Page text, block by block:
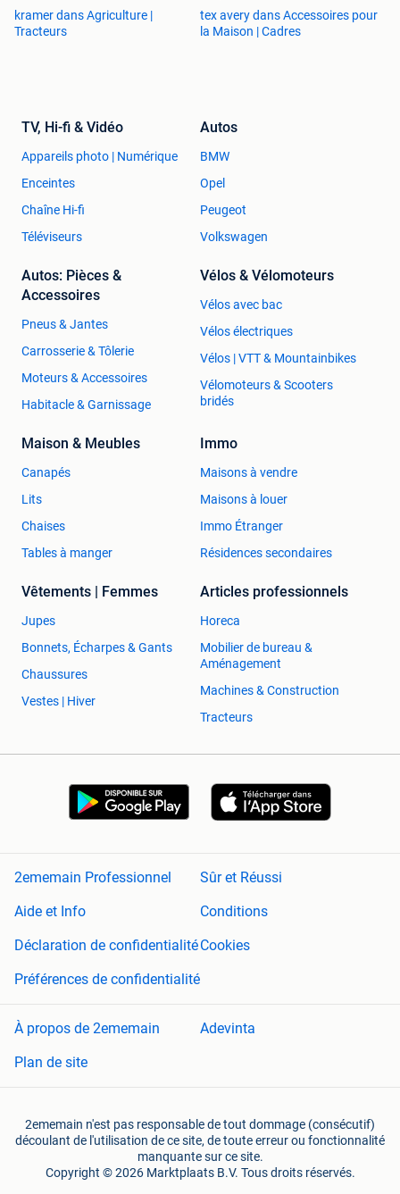
kramer dans Agriculture |
Tracteurs
tex avery dans Accessoires pour
la Maison | Cadres
TV, Hi-fi & Vidéo
Appareils photo | Numérique
Enceintes
Chaîne Hi-fi
Téléviseurs
Autos
BMW
Opel
Peugeot
Volkswagen
Autos: Pièces &
Accessoires
Pneus & Jantes
Carrosserie & Tôlerie
Moteurs & Accessoires
Habitacle & Garnissage
Vélos & Vélomoteurs
Vélos avec bac
Vélos électriques
Vélos | VTT & Mountainbikes
Vélomoteurs & Scooters
bridés
Maison & Meubles
Canapés
Lits
Chaises
Tables à manger
Immo
Maisons à vendre
Maisons à louer
Immo Étranger
Résidences secondaires
Vêtements | Femmes
Jupes
Bonnets, Écharpes & Gants
Chaussures
Vestes | Hiver
Articles professionnels
Horeca
Mobilier de bureau &
Aménagement
Machines & Construction
Tracteurs
2ememain Professionnel
Sûr et Réussi
Aide et Info
Conditions
Déclaration de confidentialitéCookies
Préférences de confidentialité
À propos de 2ememain
Adevinta
Plan de site
2ememain n'est pas responsable de tout dommage (consécutif)
découlant de l'utilisation de ce site, de toute erreur ou fonctionnalité
manquante sur ce site.
Copyright © 2026 Marktplaats B.V. Tous droits réservés.